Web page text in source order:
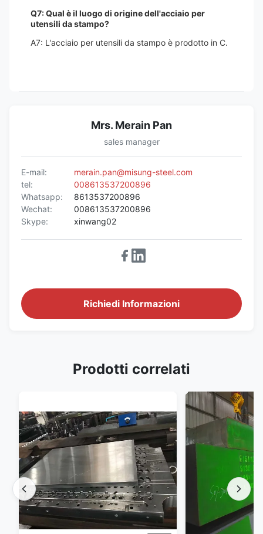
Q7: Qual è il luogo di origine dell'acciaio per
utensili da stampo?
A7: L'acciaio per utensili da stampo è prodotto in C.
Mrs. Merain Pan
sales manager
E-mail:
merain.pan@misung-steel.com
tel:
008613537200896
Whatsapp:
8613537200896
Wechat:
008613537200896
Skype:
xinwang02
Richiedi Informazioni
Prodotti correlati